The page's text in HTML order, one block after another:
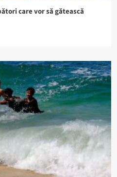
care vor să gătească